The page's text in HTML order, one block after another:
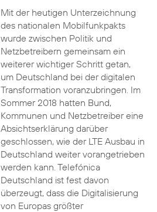
Mit der heutigen Unterzeichnung
des nationalen Mobilfunkpakts
wurde zwischen Politik und
Netzbetreibern gemeinsam ein
weiterer wichtiger Schritt getan,
um Deutschland bei der digitalen
Transformation voranzubringen. Im
Sommer 2018 hatten Bund,
Kommunen und Netzbetreiber eine
Absichtserklärung darüber
geschlossen, wie der LTE Ausbau in
Deutschland weiter vorangetrieben
werden kann. Telefónica
Deutschland ist fest davon
überzeugt, dass die Digitalisierung
von Europas größter